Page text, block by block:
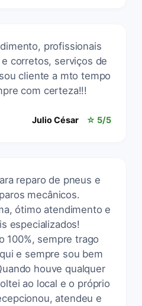
profissionais
corretos, serviços de
cliente a mto tempo
com certeza!!!
Julio César ☆ 5/5
reparo de pneus e
mecânicos.
ótimo atendimento e
especializados!
100%, sempre trago
e sempre sou bem
houve qualquer
ao local e o próprio
atendeu e